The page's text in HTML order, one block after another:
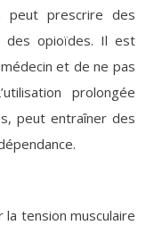
peut prescrire des
des opioïdes. Il est
et de ne pas
prolongée
peut entraîner des
tension musculaire